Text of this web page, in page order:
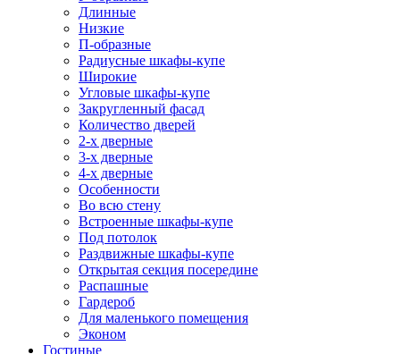
Длинные
Низкие
П-образные
Радиусные шкафы-купе
Широкие
Угловые шкафы-купе
Закругленный фасад
Количество дверей
2-х дверные
3-х дверные
4-х дверные
Особенности
Во всю стену
Встроенные шкафы-купе
Под потолок
Раздвижные шкафы-купе
Открытая секция посередине
Распашные
Гардероб
Для маленького помещения
Эконом
Гостиные